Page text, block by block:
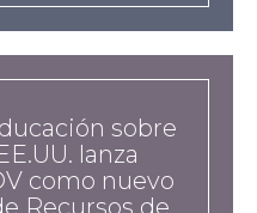
sobre
lanza
como nuevo
Recursos de